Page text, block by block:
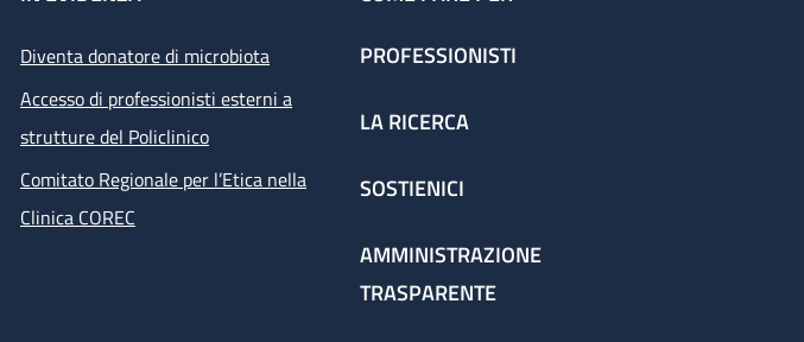
Diventa donatore di microbiota
Accesso di professionisti esterni a
strutture del Policlinico
Comitato Regionale per l’Etica nella
Clinica COREC
PROFESSIONISTI
LA RICERCA
SOSTIENICI
AMMINISTRAZIONE
TRASPARENTE